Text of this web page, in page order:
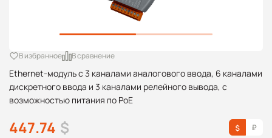
Ethernet-модуль с 3 каналами аналогового ввода, 6 каналами
дискретного ввода и 3 каналами релейного вывода, с
возможностью питания по PoE
В избранное В сравнение
447.74 $